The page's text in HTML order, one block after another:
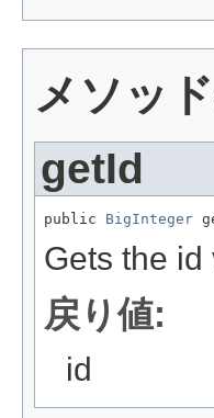
メソッ
getId
public BigInteger
Gets the
戻り値:
id